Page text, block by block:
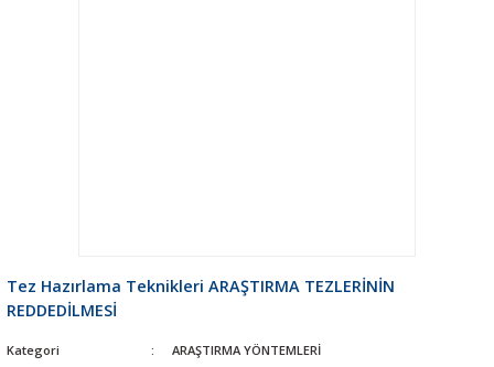
Tez Hazırlama Teknikleri ARAŞTIRMA TEZLERİNİN
REDDEDİLMESİ
Kategori
ARAŞTIRMA YÖNTEMLERİ